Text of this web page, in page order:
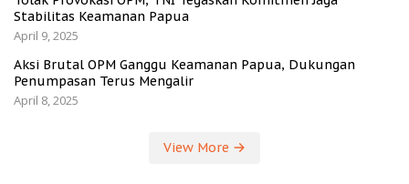
Stabilitas Keamanan Papua
April 9, 2025
Aksi Brutal OPM Ganggu Keamanan Papua, Dukungan
Penumpasan Terus Mengalir
April 8, 2025
View More